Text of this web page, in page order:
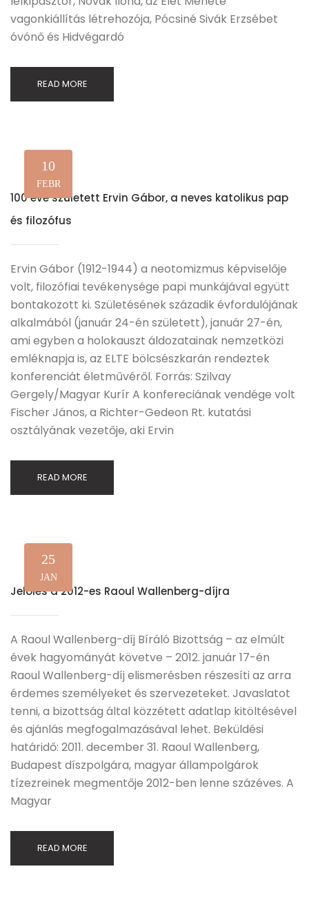
vagonkiállítás létrehozója, Pócsiné Sivák Erzsébet
óvónő és Hidvégardó
READ MORE
10
FEBR
100 éve született Ervin Gábor, a neves katolikus pap
és filozófus
Ervin Gábor (1912-1944) a neotomizmus képviselője
volt, filozófiai tevékenysége papi munkájával együtt
bontakozott ki. Születésének századik évfordulójának
alkalmából (január 24-én született), január 27-én,
ami egyben a holokauszt áldozatainak nemzetközi
emléknapja is, az ELTE bölcsészkarán rendeztek
konferenciát életművéről. Forrás: Szilvay
Gergely/Magyar Kurír A konfereciának vendége volt
Fischer János, a Richter-Gedeon Rt. kutatási
osztályának vezetője, aki Ervin
READ MORE
25
JAN
Jelölés a 2012-es Raoul Wallenberg-díjra
A Raoul Wallenberg-díj Bíráló Bizottság – az elmúlt
évek hagyományát követve – 2012. január 17-én
Raoul Wallenberg-díj elismerésben részesíti az arra
érdemes személyeket és szervezeteket. Javaslatot
tenni, a bizottság által közzétett adatlap kitöltésével
és ajánlás megfogalmazásával lehet. Beküldési
határidő: 2011. december 31. Raoul Wallenberg,
Budapest díszpolgára, magyar állampolgárok
tízezreinek megmentője 2012-ben lenne százéves. A
Magyar
READ MORE